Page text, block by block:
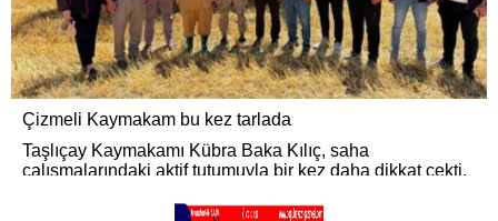
Çizmeli Kaymakam bu kez tarlada
Taşlıçay Kaymakamı Kübra Baka Kılıç, saha
çalışmalarındaki aktif tutumuyla bir kez daha dikkat çekti.